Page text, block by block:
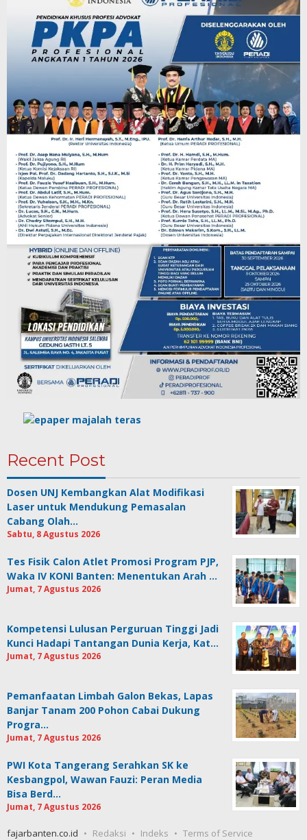
Recent Post
Dosen UNJ Kembangkan Alat Modifikasi
Laser untuk Mendukung Pemasalan
Cabang Olah…
Sabtu, 8 Agustus 2026
Tes Fisik Calon Atlet Promosi Program PJP,
Waka IV KONI Banten: Menentukan Arah …
Jumat, 7 Agustus 2026
Kompetensi Lulusan Perguruan Tinggi Jadi
Kunci Hadapi Tantangan Dunia Kerja, Kat…
Jumat, 7 Agustus 2026
Pemanfaatan Limbah Galon Bekas, Lapas
Banjar Tanam 200 Pohon Cabai Dukung
Progra…
Jumat, 7 Agustus 2026
PWI Kota Tangerang Serahkan SK ke
Kesbangpol, Wawan Fauzi: Peran Media
Bisa Berd…
Jumat, 7 Agustus 2026
fajarbanten.co.id Redaksi Indeks Terms of Service